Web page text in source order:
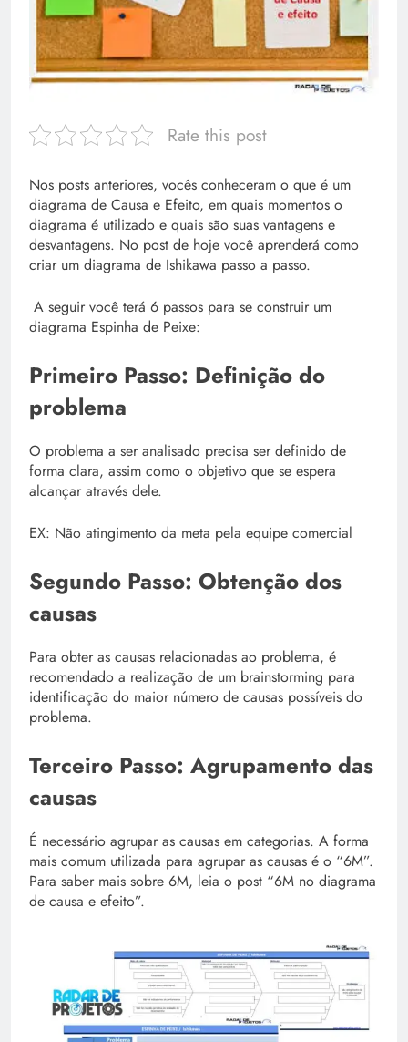
Rate this post
Nos posts anteriores, vocês conheceram o que é um
diagrama de Causa e Efeito, em quais momentos o
diagrama é utilizado e quais são suas vantagens e
desvantagens. No post de hoje você aprenderá como
criar um diagrama de Ishikawa passo a passo.
A seguir você terá 6 passos para se construir um
diagrama Espinha de Peixe:
Primeiro Passo: Definição do
problema
O problema a ser analisado precisa ser definido de
forma clara, assim como o objetivo que se espera
alcançar através dele.
EX: Não atingimento da meta pela equipe comercial
Segundo Passo: Obtenção dos
causas
Para obter as causas relacionadas ao problema, é
recomendado a realização de um brainstorming para
identificação do maior número de causas possíveis do
problema.
Terceiro Passo: Agrupamento das
causas
É necessário agrupar as causas em categorias. A forma
mais comum utilizada para agrupar as causas é o “6M”.
Para saber mais sobre 6M, leia o post “6M no diagrama
de causa e efeito”.